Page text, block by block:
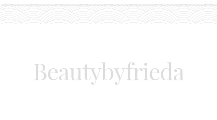
Beautybyfrieda